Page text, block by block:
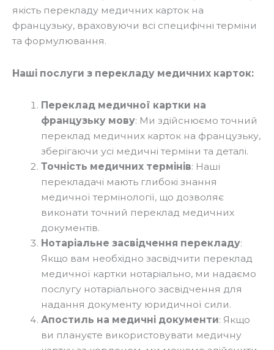
якість перекладу медичних карток на
французьку, враховуючи всі специфічні терміни
та формулювання.
Наші послуги з перекладу медичних карток:
Переклад медичної картки на
французьку мову: Ми здійснюємо точний
переклад медичних карток на французьку,
зберігаючи усі медичні терміни та деталі.
Точність медичних термінів: Наші
перекладачі мають глибокі знання
медичної термінології, що дозволяє
виконати точний переклад медичних
документів.
Нотаріальне засвідчення перекладу:
Якщо вам необхідно засвідчити переклад
медичної картки нотаріально, ми надаємо
послугу нотаріального засвідчення для
надання документу юридичної сили.
Апостиль на медичні документи: Якщо
ви плануєте використовувати медичну